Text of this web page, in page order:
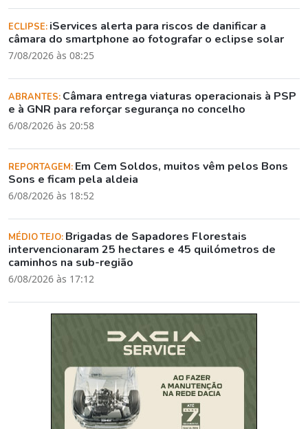
ECLIPSE: iServices alerta para riscos de danificar a
câmara do smartphone ao fotografar o eclipse solar
7/08/2026 às 08:25
ABRANTES: Câmara entrega viaturas operacionais à PSP
e à GNR para reforçar segurança no concelho
6/08/2026 às 20:58
REPORTAGEM: Em Cem Soldos, muitos vêm pelos Bons
Sons e ficam pela aldeia
6/08/2026 às 18:52
MÉDIO TEJO: Brigadas de Sapadores Florestais
intervencionaram 25 hectares e 45 quilómetros de
caminhos na sub-região
6/08/2026 às 17:12